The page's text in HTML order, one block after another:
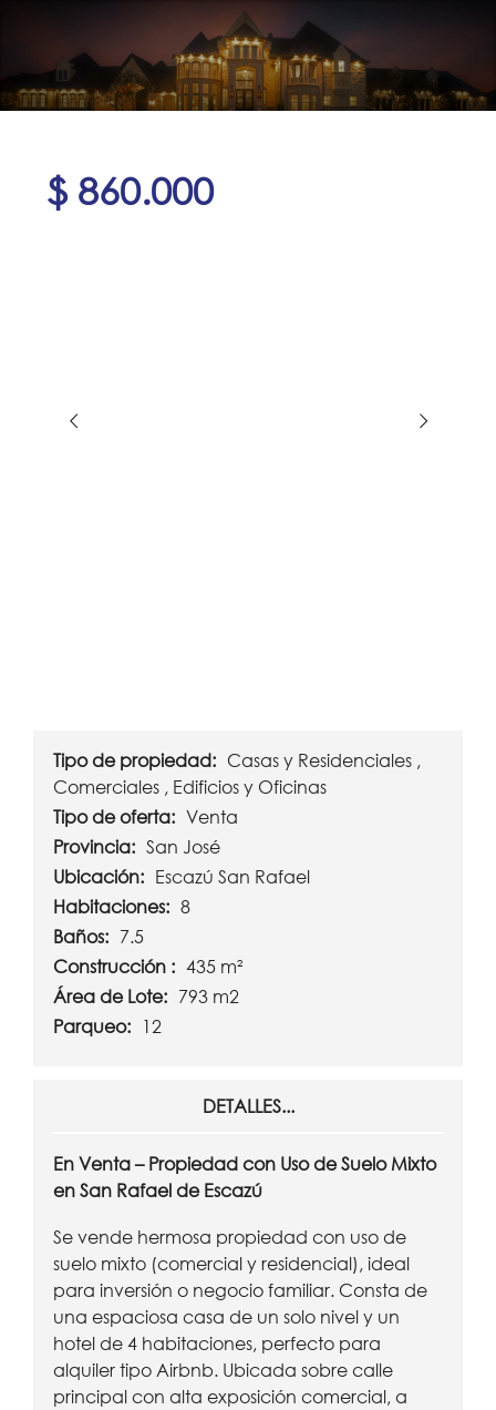
$ 860.000
Tipo de propiedad: Casas y Residenciales ,
Comerciales , Edificios y Oficinas
Tipo de oferta: Venta
Provincia: San José
Ubicación: Escazú San Rafael
Habitaciones: 8
Baños: 7.5
Construcción : 435 m²
Área de Lote: 793 m2
Parqueo: 12
DETALLES...
En Venta – Propiedad con Uso de Suelo Mixto
en San Rafael de Escazú
Se vende hermosa propiedad con uso de
suelo mixto (comercial y residencial), ideal
para inversión o negocio familiar. Consta de
una espaciosa casa de un solo nivel y un
hotel de 4 habitaciones, perfecto para
alquiler tipo Airbnb. Ubicada sobre calle
principal con alta exposición comercial, a